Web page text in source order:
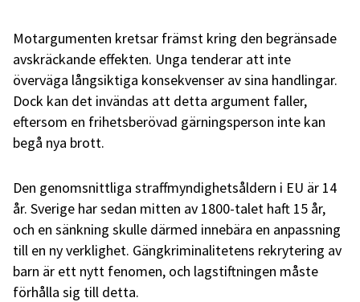
Motargumenten kretsar främst kring den begränsade
avskräckande effekten. Unga tenderar att inte
överväga långsiktiga konsekvenser av sina handlingar.
Dock kan det invändas att detta argument faller,
eftersom en frihetsberövad gärningsperson inte kan
begå nya brott.
Den genomsnittliga straffmyndighetsåldern i EU är 14
år. Sverige har sedan mitten av 1800-talet haft 15 år,
och en sänkning skulle därmed innebära en anpassning
till en ny verklighet. Gängkriminalitetens rekrytering av
barn är ett nytt fenomen, och lagstiftningen måste
förhålla sig till detta.